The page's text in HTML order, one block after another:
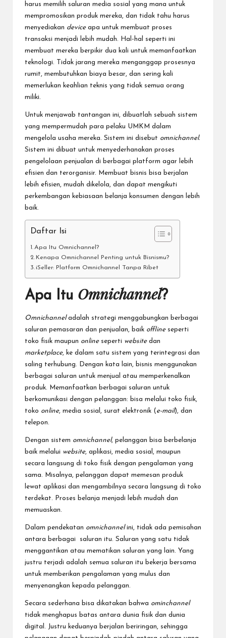
harus memilih saluran media sosial yang mana untuk
mempromosikan produk mereka, dan tidak tahu harus
menyediakan device apa untuk membuat proses
transaksi menjadi lebih mudah. Hal-hal seperti ini
membuat mereka berpikir dua kali untuk memanfaatkan
teknologi. Tidak jarang mereka menganggap prosesnya
rumit, membutuhkan biaya besar, dan sering kali
memerlukan keahlian teknis yang tidak semua orang
miliki.
Untuk menjawab tantangan ini, dibuatlah sebuah sistem
yang mempermudah para pelaku UMKM dalam
mengelola usaha mereka. Sistem ini disebut omnichannel.
Sistem ini dibuat untuk menyederhanakan proses
pengelolaan penjualan di berbagai platform agar lebih
efisien dan terorganisir. Membuat bisnis bisa berjalan
lebih efisien, mudah dikelola, dan dapat mengikuti
perkembangan kebiasaan belanja konsumen dengan lebih
baik.
Daftar Isi
Apa Itu Omnichannel?
Kenapa Omnichannel Penting untuk Bisnismu?
iSeller: Platform Omnichannel Tanpa Ribet
Apa Itu Omnichannel?
Omnichanneladalah strategi menggabungkan berbagai
saluran pemasaran dan penjualan, baik offline seperti
toko fisik maupun online seperti website dan
marketplace, ke dalam satu sistem yang terintegrasi dan
saling terhubung. Dengan kata lain, bisnis menggunakan
berbagai saluran untuk menjual atau memperkenalkan
produk. Memanfaatkan berbagai saluran untuk
berkomunikasi dengan pelanggan: bisa melalui toko fisik,
toko online, media sosial, surat elektronik (e-mail), dan
telepon.
Dengan sistem omnichannel, pelanggan bisa berbelanja
baik melalui website, aplikasi, media sosial, maupun
secara langsung di toko fisik dengan pengalaman yang
sama. Misalnya, pelanggan dapat memesan produk
lewat aplikasi dan mengambilnya secara langsung di toko
terdekat. Proses belanja menjadi lebih mudah dan
memuaskan.
Dalam pendekatan omnichannelini, tidak ada pemisahan
antara berbagai saluran itu. Saluran yang satu tidak
menggantikan atau mematikan saluran yang lain. Yang
justru terjadi adalah semua saluran itu bekerja bersama
untuk memberikan pengalaman yang mulus dan
menyenangkan kepada pelanggan.
Secara sederhana bisa dikatakan bahwa ominchannel
tidak menghapus batas antara dunia fisik dan dunia
digital. Justru keduanya berjalan beriringan, sehingga